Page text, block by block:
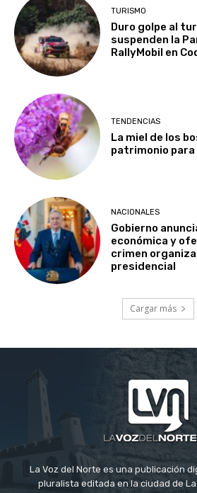
TURISMO
Duro golpe al
suspenden la
RallyMobil en
TENDENCIAS
La miel de los
patrimonio
NACIONALES
Gobierno
económica y
crimen
presidencial
Cargar más
La Voz del Norte es una publicación
pluralista editada en la ciudad de